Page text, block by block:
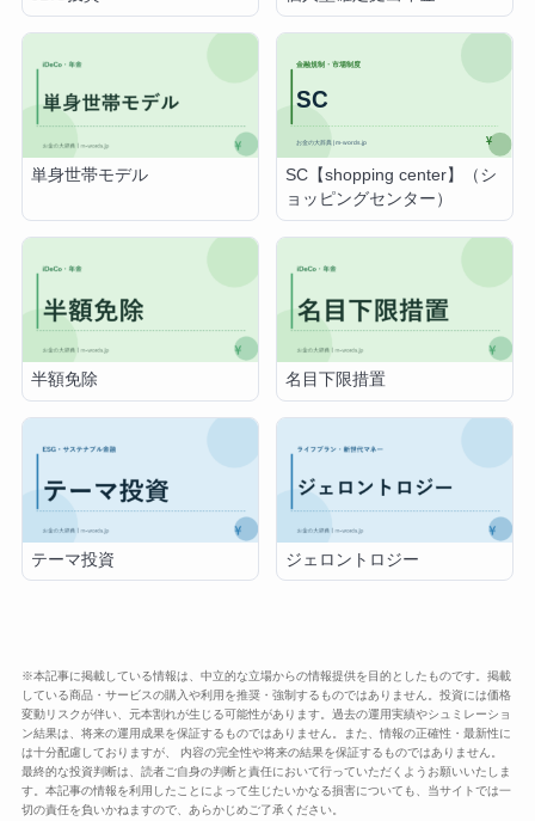
単身世帯モデル
SC【shopping center】（シ
ョッピングセンター）
半額免除 名目下限措置
テーマ投資 ジェロントロジー
※本記事に掲載している情報は、中立的な立場からの情報提供を目的としたものです。掲載
している商品・サービスの購入や利用を推奨・強制するものではありません。投資には価格
変動リスクが伴い、元本割れが生じる可能性があります。過去の運用実績やシュミレーショ
ン結果は、将来の運用成果を保証するものではありません。また、情報の正確性・最新性に
は十分配慮しておりますが、 内容の完全性や将来の結果を保証するものではありません。
最終的な投資判断は、読者ご自身の判断と責任において行っていただくようお願いいたしま
す。本記事の情報を利用したことによって生じたいかなる損害についても、当サイトでは一
切の責任を負いかねますので、あらかじめご了承ください。